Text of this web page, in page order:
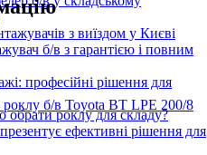
з виїздом у Києві
б/в з гарантією і повним
професійні рішення для
обрати роклу для складу?
ефективні рішення для
роклу б/в Toyota BT LPE 200/8